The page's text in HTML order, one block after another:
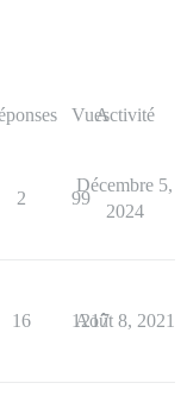
VuesActivité
2 99
Décembre 5,
2024
16 1217
Août 8, 2021